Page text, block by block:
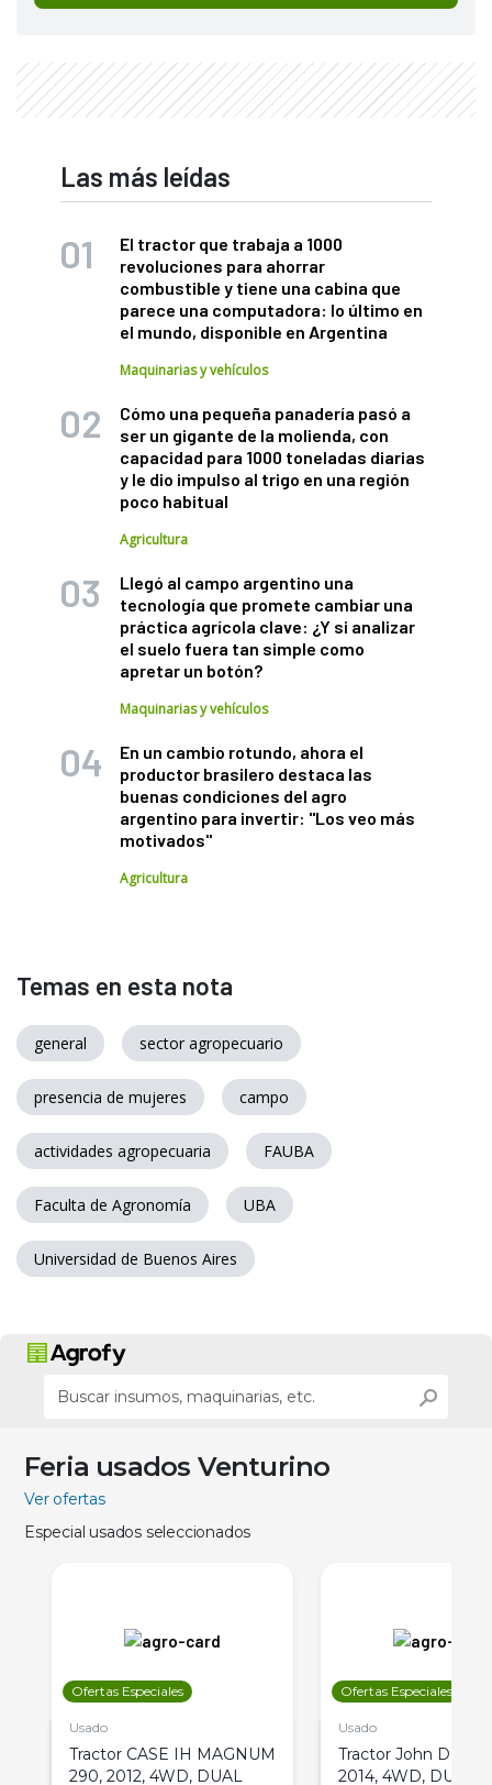
Las más leídas
El tractor que trabaja a 1000
revoluciones para ahorrar
combustible y tiene una cabina que
parece una computadora: lo último en
el mundo, disponible en Argentina
Maquinarias y vehículos
Cómo una pequeña panadería pasó a
ser un gigante de la molienda, con
capacidad para 1000 toneladas diarias
y le dio impulso al trigo en una región
poco habitual
Agricultura
Llegó al campo argentino una
tecnología que promete cambiar una
práctica agrícola clave: ¿Y si analizar
el suelo fuera tan simple como
apretar un botón?
Maquinarias y vehículos
En un cambio rotundo, ahora el
productor brasilero destaca las
buenas condiciones del agro
argentino para invertir: "Los veo más
motivados"
Agricultura
Temas en esta nota
general sector agropecuario
presencia de mujeres campo
actividades agropecuaria FAUBA
Faculta de Agronomía UBA
Universidad de Buenos Aires
Feria usados Venturino
Ver ofertas
Especial usados seleccionados
Ofertas Especiales
Usado
Tractor CASE IH MAGNUM
290, 2012, 4WD, DUAL
Ofertas Especiales
Usado
Tractor John Deere
2014, 4WD, DUAL